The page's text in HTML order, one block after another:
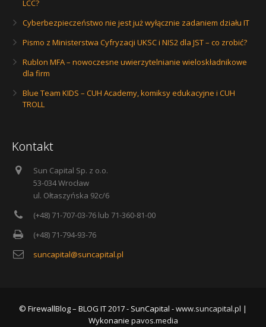
LCC?
Cyberbezpieczeństwo nie jest już wyłącznie zadaniem działu IT
Pismo z Ministerstwa Cyfryzacji UKSC i NIS2 dla JST – co zrobić?
Rublon MFA – nowoczesne uwierzytelnianie wieloskładnikowe
dla firm
Blue Team KIDS – CUH Academy, komiksy edukacyjne i CUH
TROLL
Kontakt
Sun Capital Sp. z o.o.
53-034 Wrocław
ul. Ołtaszyńska 92c/6
(+48) 71-707-03-76 lub 71-360-81-00
(+48) 71-794-93-76
suncapital@suncapital.pl
© FirewallBlog – BLOG IT 2017 - SunCapital -www.suncapital.pl |
Wykonanie pavos.media